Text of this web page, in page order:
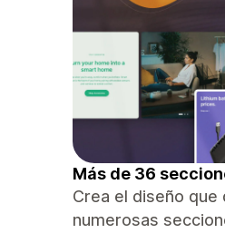
Más de 36
Crea el diseño que
numerosas